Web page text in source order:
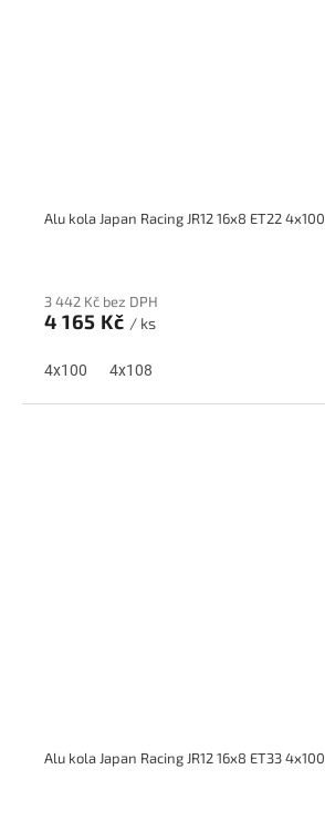
Alu kola Japan Racing JR12 16x8 ET22
3 442 Kč bez DPH
4 165 Kč / ks
4x100 4x108
Alu kola Japan Racing JR12 16x8 ET33